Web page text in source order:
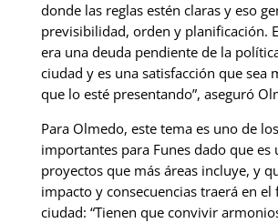
donde las reglas estén claras y eso
previsibilidad, orden y planificación.
era una deuda pendiente de la
ciudad y es una satisfacción que sea
que lo esté presentando”, aseguró
Para Olmedo, este tema es uno de
importantes para Funes dado que es
proyectos que más áreas incluye, y
impacto y consecuencias traerá en
ciudad: “Tienen que convivir